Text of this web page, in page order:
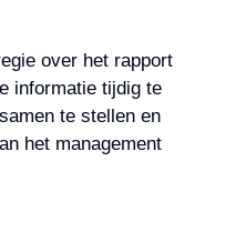
over het rapport
informatie tijdig te
te stellen en
het management